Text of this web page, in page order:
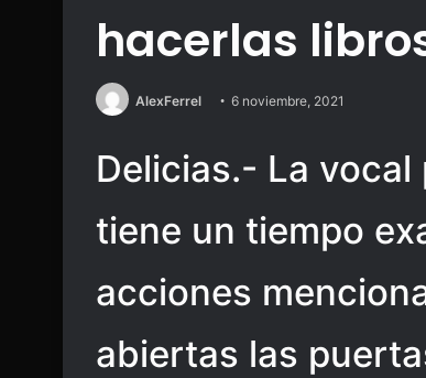
hacerlas
AlexFerrel 6 noviembre, 2021
Delicias.- La
tiene un tiempo
acciones
abiertas las